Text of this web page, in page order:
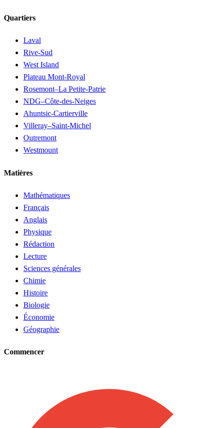
Quartiers
Laval
Rive-Sud
West Island
Plateau Mont-Royal
Rosemont–La Petite-Patrie
NDG–Côte-des-Neiges
Ahuntsic-Cartierville
Villeray–Saint-Michel
Outremont
Westmount
Matières
Mathématiques
Français
Anglais
Physique
Rédaction
Lecture
Sciences générales
Chimie
Histoire
Biologie
Économie
Géographie
Commencer